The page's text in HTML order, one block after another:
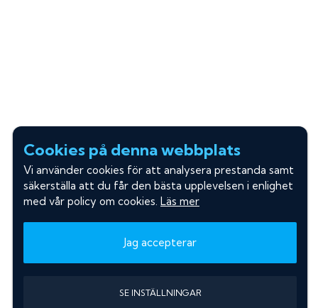
Cookies på denna webbplats
Vi använder cookies för att analysera prestanda samt
säkerställa att du får den bästa upplevelsen i enlighet
med vår policy om cookies. Läs mer
Jag accepterar
SE INSTÄLLNINGAR